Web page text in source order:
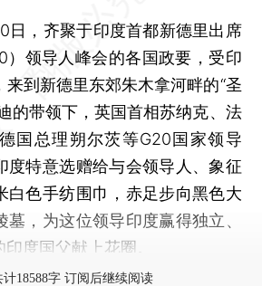
，齐聚于印度首都新德里出席
）领导人峰会的各国政要，受印
来到新德里东郊朱木拿河畔的“圣
的带领下，英国首相苏纳克、法
国总理朔尔茨等G20国家领导
度特意选赠给与会领导人、象征
白色手纺围巾，赤足步向黑色大
，为这位领导印度赢得独立、
度国父献上花圈。
计18588字 订阅后继续阅读